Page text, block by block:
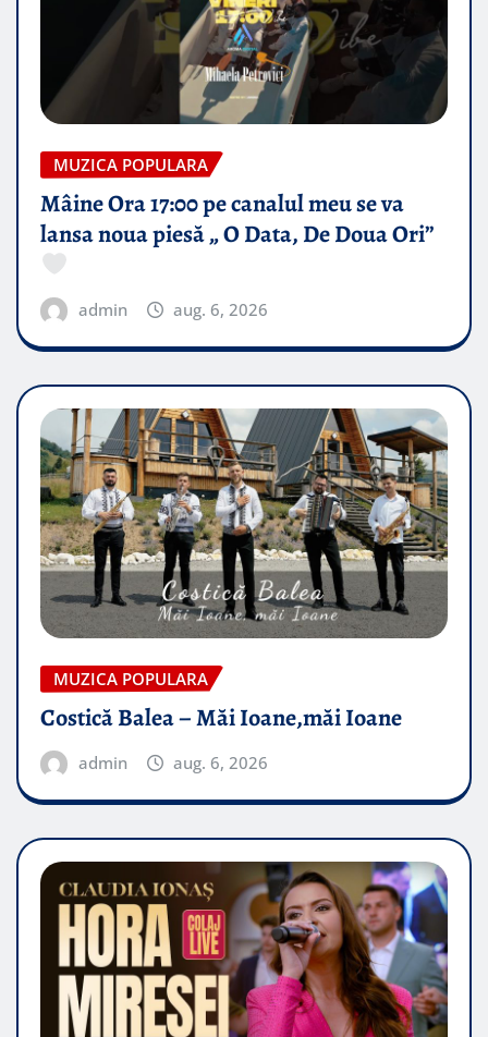
MUZICA POPULARA
Mâine Ora 17:00 pe canalul meu se va
lansa noua piesă „ O Data, De Doua Ori”
admin aug. 6, 2026
MUZICA POPULARA
Costică Balea – Măi Ioane,măi Ioane
admin aug. 6, 2026